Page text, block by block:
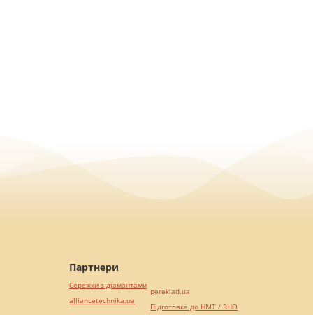
Партнери
Сережки з діамантами
alliancetechnika.ua
pereklad.ua
Підготовка до НМТ / ЗНО